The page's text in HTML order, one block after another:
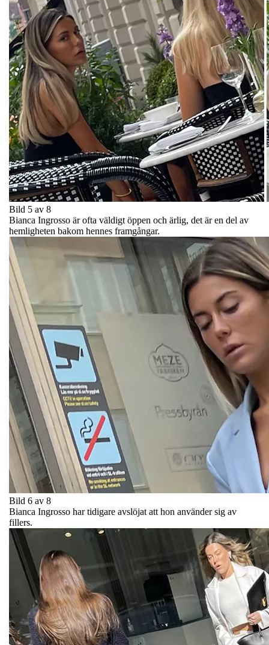
Bild 5 av 8
Bianca Ingrosso är ofta väldigt öppen och ärlig, det är en del av
hemligheten bakom hennes framgångar.
Bild 6 av 8
Bianca Ingrosso har tidigare avslöjat att hon använder sig av
fillers.